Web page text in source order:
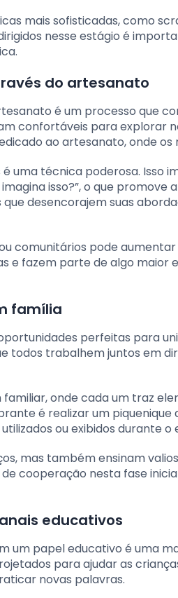
mais sofisticadas, como
nesse estágio é
do artesanato
é um processo que
confortáveis para explorar
ao artesanato, onde
uma técnica poderosa. Isso
isso?”, o que
desencorajem suas
comunitários pode
e fazem parte de algo maior
família
perfeitas para
todos trabalhem juntos em
onde cada um traz
é realizar um
ou exibidos durante o
mas também ensinam
cooperação nesta fase
educativos
um papel educativo é uma
para ajudar as
novas palavras.